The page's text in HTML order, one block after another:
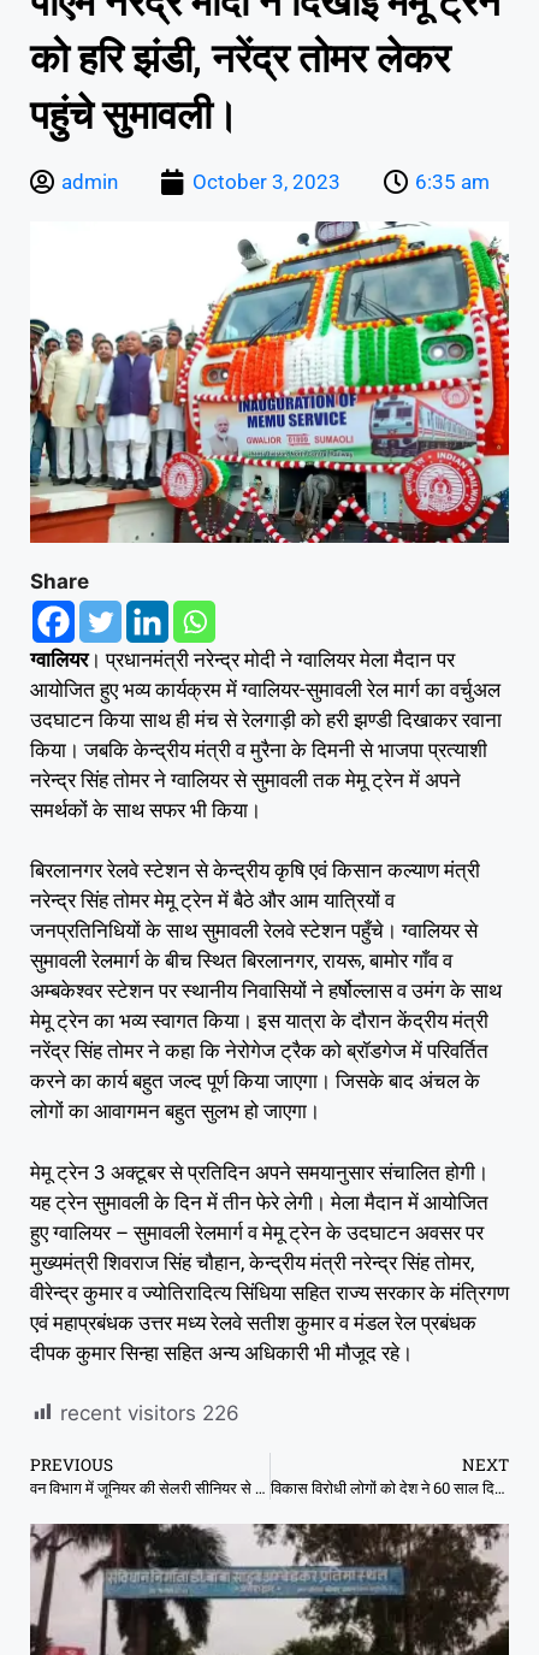
को हरि झंडी, नरेंद्र तोमर लेकर
पहुंचे सुमावली।
admin October 3, 2023 6:35 am
Share
ग्वालियर। प्रधानमंत्री नरेन्द्र मोदी ने ग्वालियर मेला मैदान पर
आयोजित हुए भव्य कार्यक्रम में ग्वालियर-सुमावली रेल मार्ग का वर्चुअल
उदघाटन किया साथ ही मंच से रेलगाड़ी को हरी झण्डी दिखाकर रवाना
किया। जबकि केन्द्रीय मंत्री व मुरैना के दिमनी से भाजपा प्रत्याशी
नरेन्द्र सिंह तोमर ने ग्वालियर से सुमावली तक मेमू ट्रेन में अपने
समर्थकों के साथ सफर भी किया।
बिरलानगर रेलवे स्टेशन से केन्द्रीय कृषि एवं किसान कल्याण मंत्री
नरेन्द्र सिंह तोमर मेमू ट्रेन में बैठे और आम यात्रियों व
जनप्रतिनिधियों के साथ सुमावली रेलवे स्टेशन पहुँचे। ग्वालियर से
सुमावली रेलमार्ग के बीच स्थित बिरलानगर, रायरू, बामोर गाँव व
अम्बकेश्वर स्टेशन पर स्थानीय निवासियों ने हर्षोल्लास व उमंग के साथ
मेमू ट्रेन का भव्य स्वागत किया। इस यात्रा के दौरान केंद्रीय मंत्री
नरेंद्र सिंह तोमर ने कहा कि नेरोगेज ट्रैक को ब्रॉडगेज में परिवर्तित
करने का कार्य बहुत जल्द पूर्ण किया जाएगा। जिसके बाद अंचल के
लोगों का आवागमन बहुत सुलभ हो जाएगा।
मेमू ट्रेन 3 अक्टूबर से प्रतिदिन अपने समयानुसार संचालित होगी।
यह ट्रेन सुमावली के दिन में तीन फेरे लेगी। मेला मैदान में आयोजित
हुए ग्वालियर – सुमावली रेलमार्ग व मेमू ट्रेन के उदघाटन अवसर पर
मुख्यमंत्री शिवराज सिंह चौहान, केन्द्रीय मंत्री नरेन्द्र सिंह तोमर,
वीरेन्द्र कुमार व ज्योतिरादित्य सिंधिया सहित राज्य सरकार के मंत्रिगण
एवं महाप्रबंधक उत्तर मध्य रेलवे सतीश कुमार व मंडल रेल प्रबंधक
दीपक कुमार सिन्हा सहित अन्य अधिकारी भी मौजूद रहे।
recent visitors 226
PREVIOUS
वन विभाग में जूनियर की सेलरी सीनियर से ज्यादा
NEXT
विकास विरोधी लोगों को देश ने 60 साल दिए थे:-मोदी